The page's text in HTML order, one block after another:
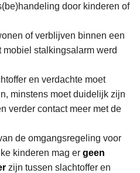
door kinderen of
of verblijven binnen een
stalkingsalarm werd
en verdachte moet
minstens moet duidelijk zijn
verder contact meer met de
de omgangsregeling voor
kinderen mag er geen
zijn tussen slachtoffer en